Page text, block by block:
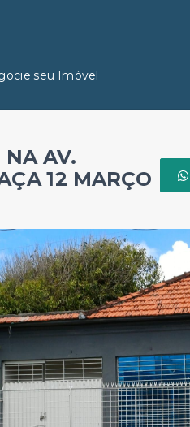
seu Imóvel
NA AV.
12 MARÇO